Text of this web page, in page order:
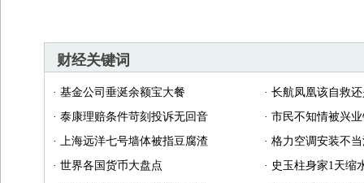
财经关键词
· 基金公司垂涎余额宝大餐 · 长航凤凰该自救
· 泰康理赔条件苛刻投诉无回音 · 市民不知情被兴
· 上海远洋七号墙体被指豆腐渣 · 格力空调安装不
· 世界各国货币大盘点 · 史玉柱身家1天缩